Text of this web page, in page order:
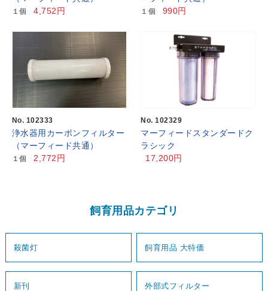
１個 4,752円 １個 990円
No. 102333
浄水器用カーボンフィルター
（マーフィード共通）
１個 2,772円
No. 102329
マーフィードスタンダードク
ラシック
17,200円
飼育用品カテゴリ
殺菌灯 飼育用品 大特価
新刊 外部式フィルター